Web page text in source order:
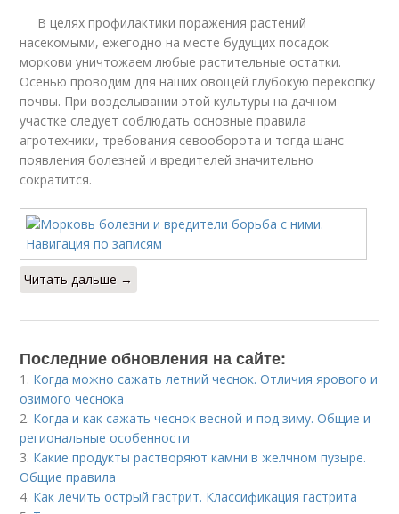
В целях профилактики поражения растений
насекомыми, ежегодно на месте будущих посадок
моркови уничтожаем любые растительные остатки.
Осенью проводим для наших овощей глубокую перекопку
почвы. При возделывании этой культуры на дачном
участке следует соблюдать основные правила
агротехники, требования севооборота и тогда шанс
появления болезней и вредителей значительно
сократится.
Читать дальше →
Последние обновления на сайте:
1. Когда можно сажать летний чеснок. Отличия ярового и
озимого чеснока
2. Когда и как сажать чеснок весной и под зиму. Общие и
региональные особенности
3. Какие продукты растворяют камни в желчном пузыре.
Общие правила
4. Как лечить острый гастрит. Классификация гастрита